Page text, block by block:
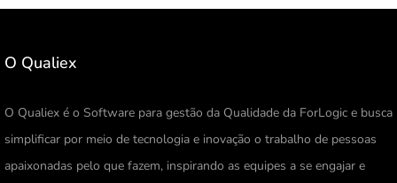
O Qualiex
O Qualiex é o Software para gestão da Qualidade da ForLogic e busca
simplificar por meio de tecnologia e inovação o trabalho de pessoas
apaixonadas pelo que fazem, inspirando as equipes a se engajar e